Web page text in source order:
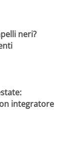
neri?
integratore